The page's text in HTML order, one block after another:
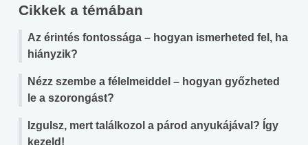
Cikkek a témában
Az érintés fontossága – hogyan ismerheted fel, ha
hiányzik?
Nézz szembe a félelmeiddel – hogyan győzheted
le a szorongást?
Izgulsz, mert találkozol a párod anyukájával? Így
kezeld!